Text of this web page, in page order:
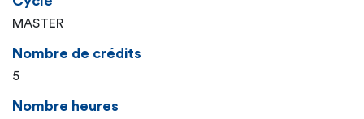
MASTER
Nombre de crédits
5
Nombre heures